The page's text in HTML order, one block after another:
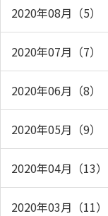
2020年08月（5）
2020年07月（7）
2020年06月（8）
2020年05月（9）
2020年04月（13）
2020年03月（11）